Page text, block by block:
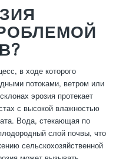
в ходе которого
потоками, ветром или
эрозия протекает
с высокой влажностью
Вода, стекающая по
слой почвы, что
сельскохозяйственной